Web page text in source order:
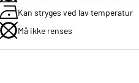
Kan stryges ved lav temperatur
Må ikke renses